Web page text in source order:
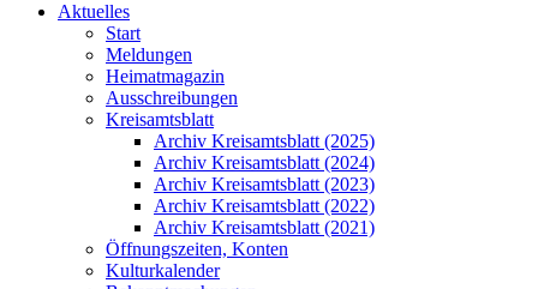
Aktuelles
Start
Meldungen
Heimatmagazin
Ausschreibungen
Kreisamtsblatt
Archiv Kreisamtsblatt (2025)
Archiv Kreisamtsblatt (2024)
Archiv Kreisamtsblatt (2023)
Archiv Kreisamtsblatt (2022)
Archiv Kreisamtsblatt (2021)
Öffnungszeiten, Konten
Kulturkalender